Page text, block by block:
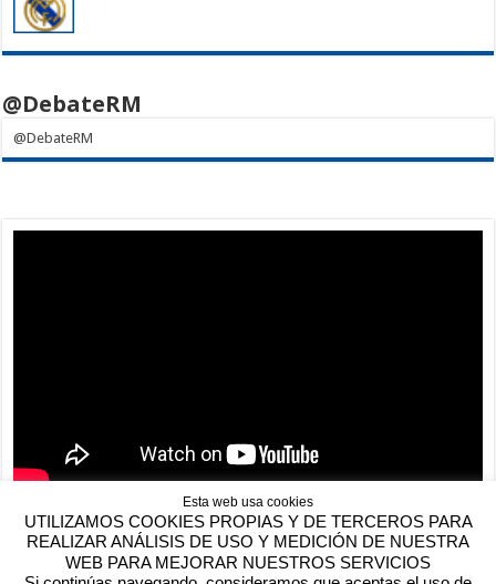
@DebateRM
@DebateRM
Esta web usa cookies
UTILIZAMOS COOKIES PROPIAS Y DE TERCEROS PARA
REALIZAR ANÁLISIS DE USO Y MEDICIÓN DE NUESTRA
WEB PARA MEJORAR NUESTROS SERVICIOS